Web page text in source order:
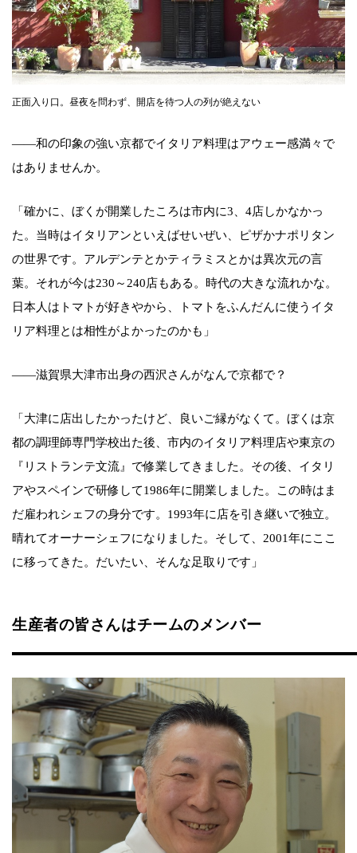
正面入り口。昼夜を問わず、開店を待つ人の列が絶えない
――和の印象の強い京都でイタリア料理はアウェー感満々で
はありませんか。
「確かに、ぼくが開業したころは市内に3、4店しかなかっ
た。当時はイタリアンといえばせいぜい、ピザかナポリタン
の世界です。アルデンテとかティラミスとかは異次元の言
葉。それが今は230～240店もある。時代の大きな流れかな。
日本人はトマトが好きやから、トマトをふんだんに使うイタ
リア料理とは相性がよかったのかも」
――滋賀県大津市出身の西沢さんがなんで京都で？
「大津に店出したかったけど、良いご縁がなくて。ぼくは京
都の調理師専門学校出た後、市内のイタリア料理店や東京の
『リストランテ文流』で修業してきました。その後、イタリ
アやスペインで研修して1986年に開業しました。この時はま
だ雇われシェフの身分です。1993年に店を引き継いで独立。
晴れてオーナーシェフになりました。そして、2001年にここ
に移ってきた。だいたい、そんな足取りです」
生産者の皆さんはチームのメンバー